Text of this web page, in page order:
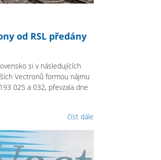
od RSL předány
si v následujících
Vectronů formou nájmu
025 a 032, převzala dne
číst dále